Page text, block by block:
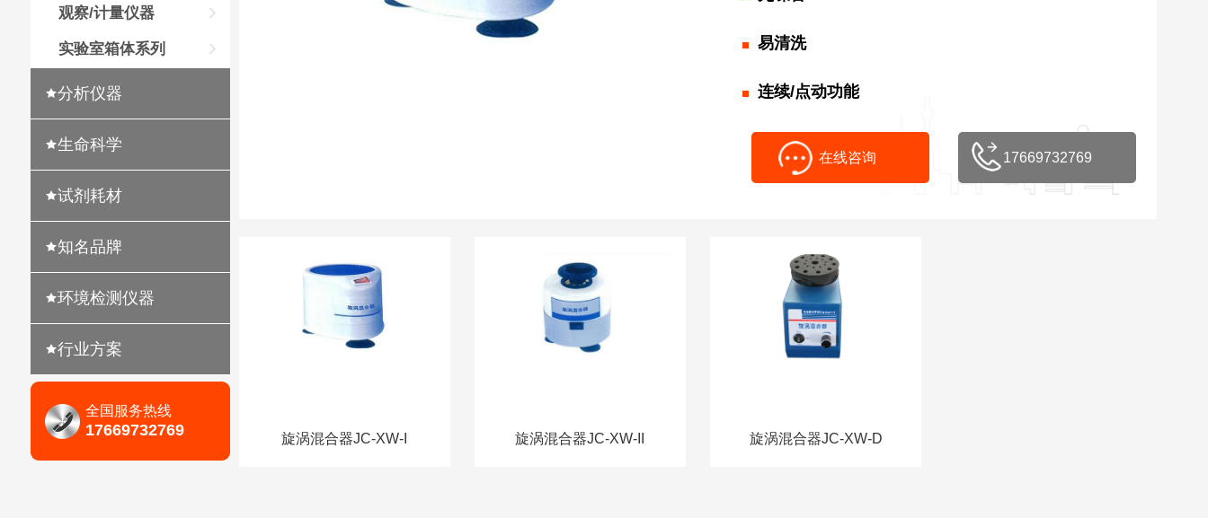
观察/计量仪器
实验室箱体系列
分析仪器
生命科学
试剂耗材
知名品牌
环境检测仪器
行业方案
全国服务热线
17669732769
易清洗
连续/点动功能
在线咨询 17669732769
旋涡混合器JC-XW-I 旋涡混合器JC-XW-II 旋涡混合器JC-XW-D